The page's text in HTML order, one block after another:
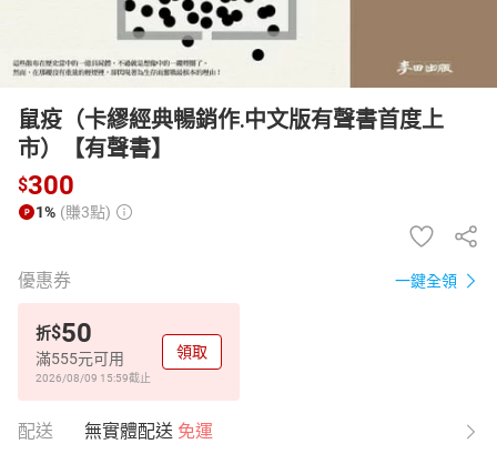
鼠疫（卡繆經典暢銷作․中文版有聲書首度上
市）【有聲書】
$300
1% (賺3點)
優惠券 一鍵全領
折$50
滿555元可用
2026/08/09 15:59截止
領取
配送 無實體配送 免運